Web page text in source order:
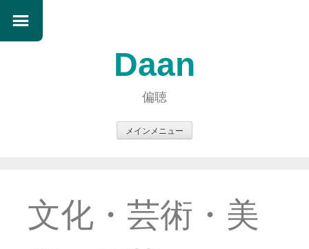
Daan
偏聴
メインメニュー
ン
ツ
へ
文化・芸術・美